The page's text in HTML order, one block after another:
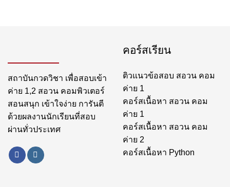
สถาบันกวดวิชา เพื่อสอบเข้า
ค่าย 1,2 สอวน คอมพิวเตอร์
สอนสนุก เข้าใจง่าย การันตี
ด้วยผลงานนักเรียนที่สอบ
ผ่านทั่วประเทศ
คอร์สเรียน
ติวแนวข้อสอบ สอวน คอม
ค่าย 1
คอร์สเนื้อหา สอวน คอม
ค่าย 1
คอร์สเนื้อหา สอวน คอม
ค่าย 2
คอร์สเนื้อหา Python